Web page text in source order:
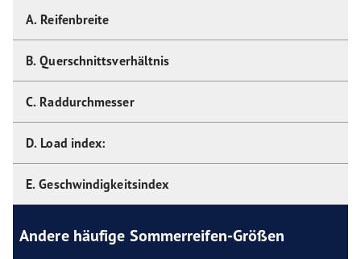
A. Reifenbreite
B. Querschnittsverhältnis
C. Raddurchmesser
D. Load index:
E. Geschwindigkeitsindex
Andere häufige Sommerreifen-Größen